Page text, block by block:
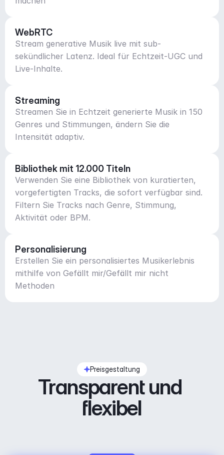
WebRTC
Stream generative Musik live mit sub-
sekündlicher Latenz. Ideal für Echtzeit-UGC und
Live-Inhalte.
Streaming
Streamen Sie in Echtzeit generierte Musik in 150
Genres und Stimmungen, ändern Sie die
Intensität adaptiv.
Bibliothek mit 12.000 Titeln
Verwenden Sie eine Bibliothek von kuratierten,
vorgefertigten Tracks, die sofort verfügbar sind.
Filtern Sie Tracks nach Genre, Stimmung,
Aktivität oder BPM.
Personalisierung
Erstellen Sie ein personalisiertes Musikerlebnis
mithilfe von Gefällt mir/Gefällt mir nicht
Methoden
Preisgestaltung
Transparent und
flexibel